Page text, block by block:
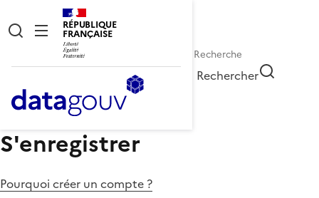
RÉPUBLIQUE
FRANÇAISE
Rechercher
S'enregistrer
Pourquoi créer un compte ?